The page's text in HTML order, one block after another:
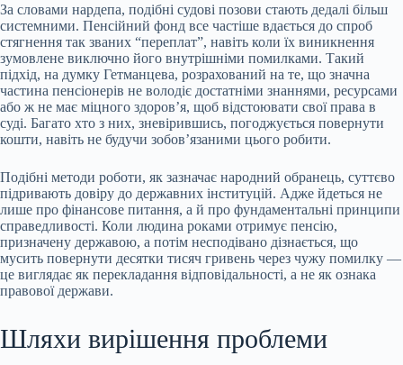
За словами нардепа, подібні судові позови стають дедалі більш
системними. Пенсійний фонд все частіше вдається до спроб
стягнення так званих “переплат”, навіть коли їх виникнення
зумовлене виключно його внутрішніми помилками. Такий
підхід, на думку Гетманцева, розрахований на те, що значна
частина пенсіонерів не володіє достатніми знаннями, ресурсами
або ж не має міцного здоров’я, щоб відстоювати свої права в
суді. Багато хто з них, зневірившись, погоджується повернути
кошти, навіть не будучи зобов’язаними цього робити.
Подібні методи роботи, як зазначає народний обранець, суттєво
підривають довіру до державних інституцій. Адже йдеться не
лише про фінансове питання, а й про фундаментальні принципи
справедливості. Коли людина роками отримує пенсію,
призначену державою, а потім несподівано дізнається, що
мусить повернути десятки тисяч гривень через чужу помилку —
це виглядає як перекладання відповідальності, а не як ознака
правової держави.
Шляхи вирішення проблеми